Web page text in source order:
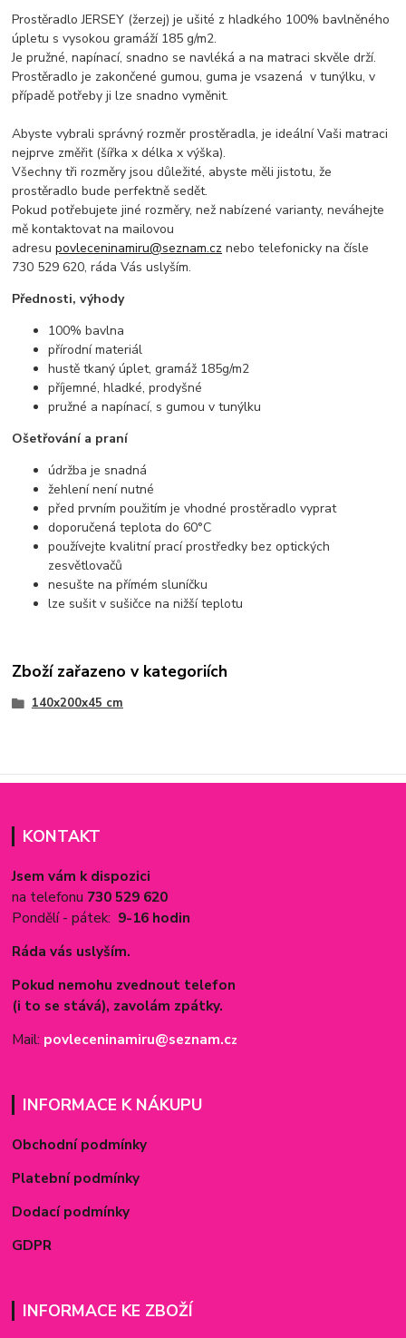
Prostěradlo JERSEY (žerzej) je ušité z hladkého 100% bavlněného
úpletu s vysokou gramáží 185 g/m2.
Je pružné, napínací, snadno se navléká a na matraci skvěle drží.
Prostěradlo je zakončené gumou, guma je vsazená v tunýlku, v
případě potřeby ji lze snadno vyměnit.
Abyste vybrali správný rozměr prostěradla, je ideální Vaši matraci
nejprve změřit (šířka x délka x výška).
Všechny tři rozměry jsou důležité, abyste měli jistotu, že
prostěradlo bude perfektně sedět.
Pokud potřebujete jiné rozměry, než nabízené varianty, neváhejte
mě kontaktovat na mailovou
adresupovleceninamiru@seznam.cz nebo telefonicky na čísle
730 529 620, ráda Vás uslyším.
Přednosti, výhody
100% bavlna
přírodní materiál
hustě tkaný úplet, gramáž 185g/m2
příjemné, hladké, prodyšné
pružné a napínací, s gumou v tunýlku
Ošetřování a praní
údržba je snadná
žehlení není nutné
před prvním použitím je vhodné prostěradlo vyprat
doporučená teplota do 60°C
používejte kvalitní prací prostředky bez optických
zesvětlovačů
nesušte na přímém sluníčku
lze sušit v sušičce na nižší teplotu
Zboží zařazeno v kategoriích
140x200x45 cm
KONTAKT
Jsem vám k dispozici
na telefonu 730 529 620
Pondělí - pátek: 9-16 hodin
Ráda vás uslyším.
Pokud nemohu zvednout telefon
(i to se stává), zavolám zpátky.
Mail: povleceninamiru@seznam.cz
INFORMACE K NÁKUPU
Obchodní podmínky
Platební podmínky
Dodací podmínky
GDPR
INFORMACE KE ZBOŽÍ